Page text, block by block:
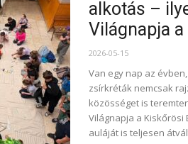
alkotás –
Világnapja
2026-05-15
Van egy nap az
zsírkréták nemcsak
közösséget is
Világnapja a Kiskőrösi
auláját is teljesen